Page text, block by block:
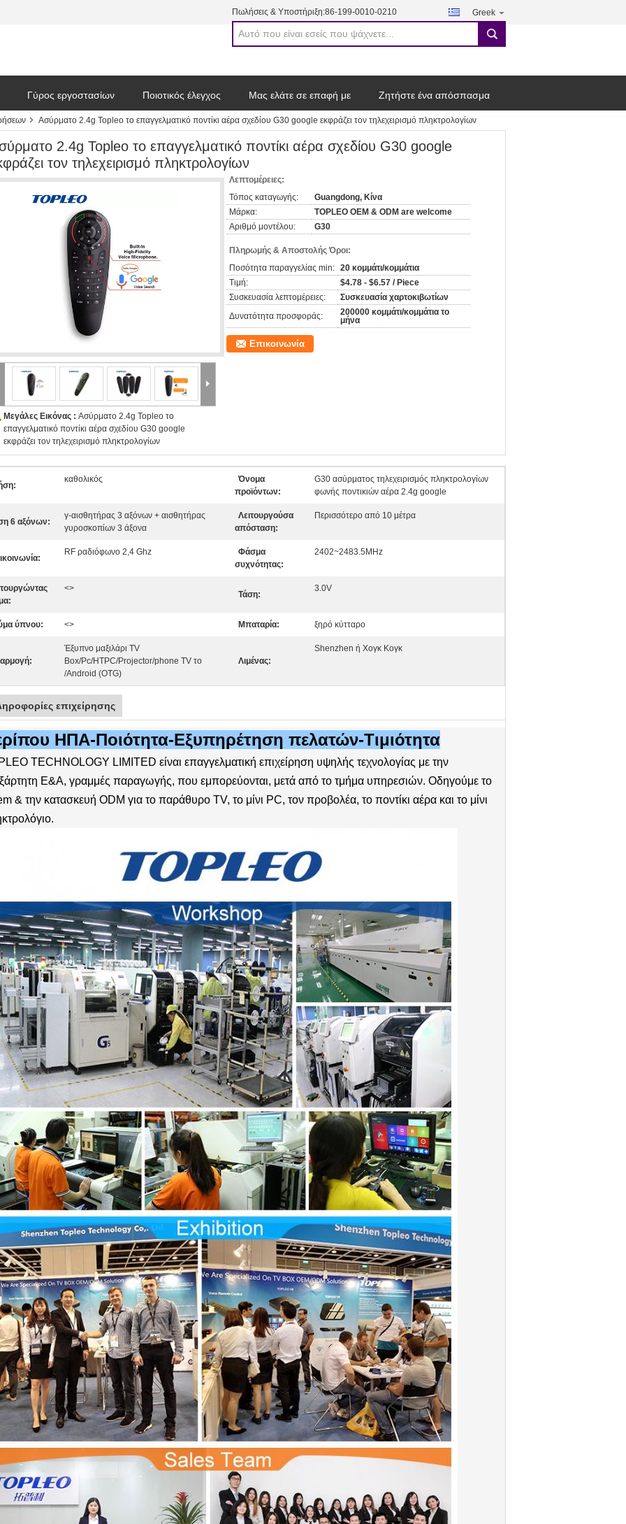
Πωλήσεις & Υποστήριξη:86-199-0010-0210 Greek
search
Γύρος εργοστασίων Ποιοτικός έλεγχος Μας ελάτε σε επαφή με Ζητήστε ένα απόσπασμα
Ασύρματο 2.4g Topleo το επαγγελματικό ποντίκι αέρα σχεδίου G30 google εκφράζει τον τηλεχειρισμό πληκτρολογίων
2.4g Topleo το επαγγελματικό ποντίκι αέρα σχεδίου G30 google
τον τηλεχειρισμό πληκτρολογίων
Μεγάλες Εικόνας : Ασύρματο 2.4g Topleo το
επαγγελματικό ποντίκι αέρα σχεδίου G30 google
εκφράζει τον τηλεχειρισμό πληκτρολογίων
Λεπτομέρειες:
Τόπος καταγωγής:
Guangdong, Κίνα
Μάρκα:
TOPLEO OEM & ODM are welcome
Αριθμό μοντέλου:
G30
Πληρωμής & Αποστολής Όροι:
Ποσότητα παραγγελίας min: 20 κομμάτι/κομμάτια
Τιμή:
$4.78 - $6.57 / Piece
Συσκευασία λεπτομέρειες:
Συσκευασία χαρτοκιβωτίων
Δυνατότητα προσφοράς:
200000 κομμάτι/κομμάτια το
μήνα
Επικοινωνία
καθολικός
Όνομα
προϊόντων:
G30 ασύρματος τηλεχειρισμός πληκτρολογίων
φωνής ποντικιών αέρα 2.4g google
6 αξόνων:
γ-αισθητήρας 3 αξόνων + αισθητήρας
γυροσκοπίων 3 άξονα
Λειτουργούσα
απόσταση:
Περισσότερο από 10 μέτρα
RF ραδιόφωνο 2,4 Ghz
Φάσμα
συχνότητας:
2402~2483.5MHz
<>
Τάση:
3.0V
ύπνου: <> Μπαταρία: ξηρό κύτταρο
Έξυπνο μαξιλάρι TV
Box/Pc/HTPC/Projector/phone TV το
/Android (OTG)
Λιμένας:
Shenzhen ή Χογκ Κογκ
επιχείρησης
ΗΠΑ-Ποιότητα-Εξυπηρέτηση πελατών-Τιμιότητα
TECHNOLOGY LIMITED είναι επαγγελματική επιχείρηση υψηλής τεχνολογίας με την
Ε&Α, γραμμές παραγωγής, που εμπορεύονται, μετά από το τμήμα υπηρεσιών. Οδηγούμε το
& την κατασκευή ODM για το παράθυρο TV, το μίνι PC, τον προβολέα, το ποντίκι αέρα και το μίνι